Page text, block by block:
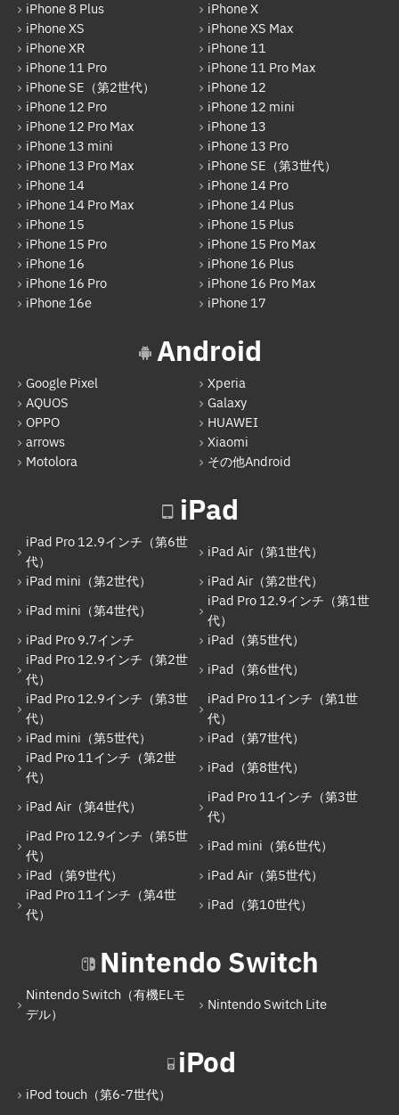
HUAWEI
arrows
Xiaomi
Motolora
その他Android
iPad
iPad Pro 12.9インチ（第6世代）
iPad Air（第1世代）
iPad mini（第2世代）
iPad mini（第4世代）
iPad Pro 12.9インチ（第1世代）
iPad（第5世代）
iPad Pro 12.9インチ（第3世代）
iPad Pro 11インチ（第1世代）
iPad mini（第5世代）
iPad（第7世代）
iPad Air（第4世代）
iPad Pro 12.9インチ（第5世代）
iPad mini（第6世代）
iPad（第9世代）
iPad Pro 11インチ（第4世代）
Nintendo Switch
iPhone 8 Plus
iPhone X
iPhone XS
iPhone XS Max
iPhone XR
iPhone 11
iPhone 11 Pro
iPhone 11 Pro Max
iPhone SE（第2世代）
iPhone 12
iPhone 12 Pro
iPhone 12 mini
iPhone 12 Pro Max
iPhone 13
iPhone 13 mini
iPhone 13 Pro
iPhone 13 Pro Max
iPhone SE（第3世代）
iPhone 14
iPhone 14 Pro
iPhone 14 Pro Max
iPhone 14 Plus
iPhone 15
iPhone 15 Plus
iPhone 15 Pro
iPhone 15 Pro Max
iPhone 16
iPhone 16 Plus
iPhone 16 Pro
iPhone 16 Pro Max
iPhone 16e
iPhone 17
Android
Google Pixel
Xperia
AQUOS
Galaxy
OPPO
HUAWEI
arrows
Xiaomi
Motolora
その他Android
iPad
iPad Pro 12.9インチ（第6世
代）
iPad Air（第1世代）
iPad mini（第2世代）
iPad Air（第2世代）
iPad mini（第4世代）
iPad Pro 12.9インチ（第1世
代）
iPad Pro 9.7インチ
iPad（第5世代）
iPad Pro 12.9インチ（第2世
代）
iPad（第6世代）
iPad Pro 12.9インチ（第3世
代）
iPad Pro 11インチ（第1世
代）
iPad mini（第5世代）
iPad（第7世代）
iPad Pro 11インチ（第2世
代）
iPad（第8世代）
iPad Air（第4世代）
iPad Pro 11インチ（第3世
代）
iPad Pro 12.9インチ（第5世
代）
iPad mini（第6世代）
iPad（第9世代）
iPad Air（第5世代）
iPad Pro 11インチ（第4世
代）
iPad（第10世代）
Nintendo Switch
Nintendo Switch（有機ELモ
デル）
Nintendo Switch Lite
iPod
iPod touch（第6-7世代）